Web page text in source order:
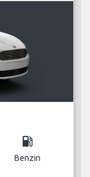
local_gas_station
Benzin